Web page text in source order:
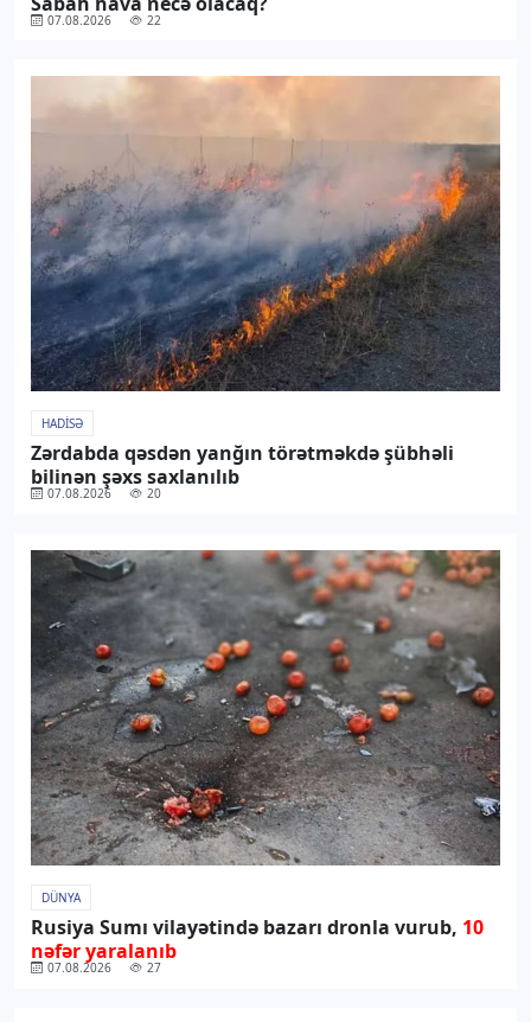
07.08.2026 22
HADISƏ
Zərdabda qəsdən yanğın törətməkdə şübhəli
bilinən şəxs saxlanılıb
07.08.2026 20
DÜNYA
Rusiya Sumı vilayətində bazarı dronla vurub, 10
nəfər yaralanıb
07.08.2026 27